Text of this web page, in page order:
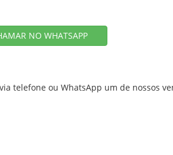
NO WHATSAPP
telefone ou WhatsApp um de nossos